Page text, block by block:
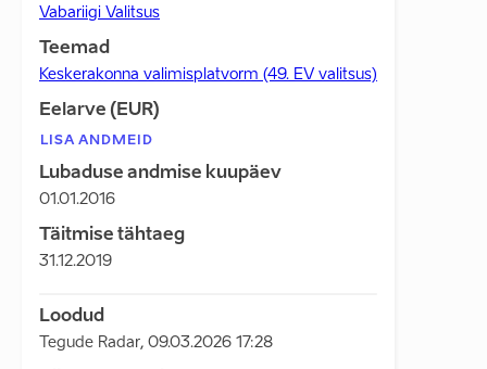
Vabariigi Valitsus
Teemad
Keskerakonna valimisplatvorm (49. EV valitsus)
Eelarve (EUR)
LISA ANDMEID
Lubaduse andmise kuupäev
01.01.2016
Täitmise tähtaeg
31.12.2019
Loodud
Tegude Radar, 09.03.2026 17:28